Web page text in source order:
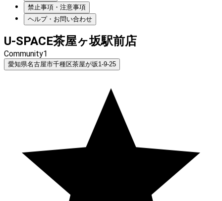
禁止事項・注意事項
ヘルプ・お問い合わせ
U-SPACE茶屋ヶ坂駅前店
Community1
愛知県名古屋市千種区茶屋が坂1-9-25